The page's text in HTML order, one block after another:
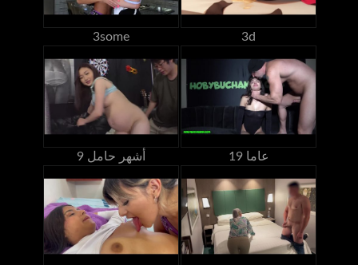
3some 3d
9 أشهر حامل 19 عاما